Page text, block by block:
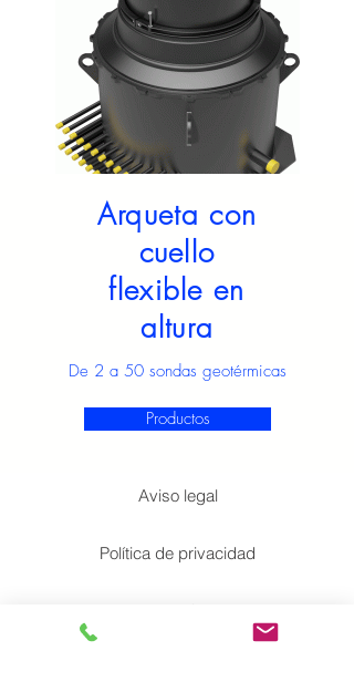
Arqueta con
cuello
flexible en
altura
De 2 a 50 sondas geotérmicas
Productos
Aviso legal
Política de privacidad